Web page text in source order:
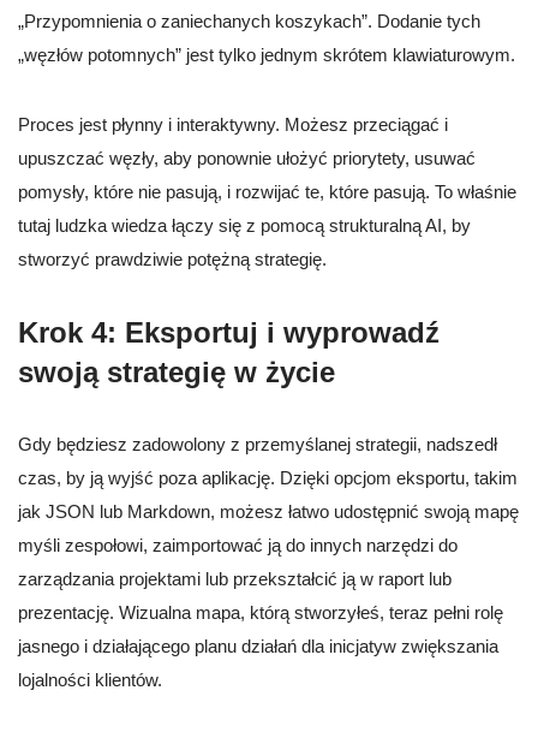
„Przypomnienia o zaniechanych koszykach”. Dodanie tych
„węzłów potomnych” jest tylko jednym skrótem klawiaturowym.
Proces jest płynny i interaktywny. Możesz przeciągać i
upuszczać węzły, aby ponownie ułożyć priorytety, usuwać
pomysły, które nie pasują, i rozwijać te, które pasują. To właśnie
tutaj ludzka wiedza łączy się z pomocą strukturalną AI, by
stworzyć prawdziwie potężną strategię.
Krok 4: Eksportuj i wyprowadź
swoją strategię w życie
Gdy będziesz zadowolony z przemyślanej strategii, nadszedł
czas, by ją wyjść poza aplikację. Dzięki opcjom eksportu, takim
jak JSON lub Markdown, możesz łatwo udostępnić swoją mapę
myśli zespołowi, zaimportować ją do innych narzędzi do
zarządzania projektami lub przekształcić ją w raport lub
prezentację. Wizualna mapa, którą stworzyłeś, teraz pełni rolę
jasnego i działającego planu działań dla inicjatyw zwiększania
lojalności klientów.